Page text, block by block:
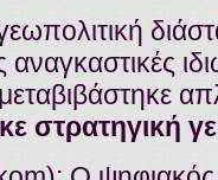
στρατηγική